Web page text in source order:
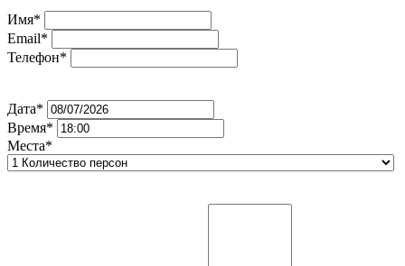
Имя*
Email*
Телефон*
Дата*
Время*
Места*